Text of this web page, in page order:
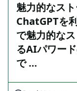
魅力的なス
ChatGPTを
で魅力的な
るAIパワー
で …